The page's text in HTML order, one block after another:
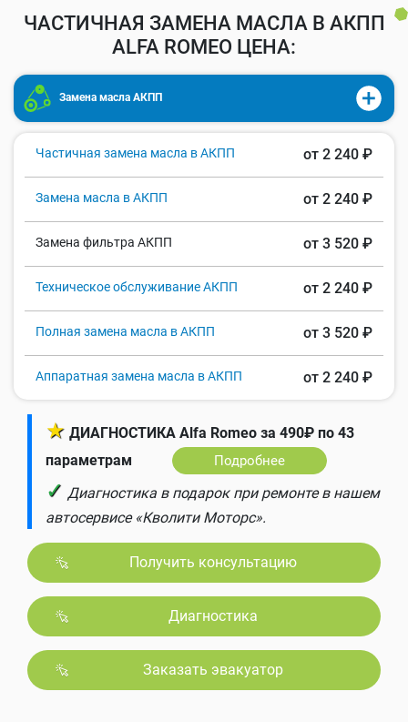
ЧАСТИЧНАЯ ЗАМЕНА МАСЛА В АКПП
ALFA ROMEO ЦЕНА:
Замена масла АКПП
Частичная замена масла в АКПП от 2 240 ₽
Замена масла в АКПП от 2 240 ₽
Замена фильтра АКПП от 3 520 ₽
Техническое обслуживание АКПП от 2 240 ₽
Полная замена масла в АКПП от 3 520 ₽
Аппаратная замена масла в АКПП от 2 240 ₽
★ ДИАГНОСТИКА Alfa Romeo за 490₽ по 43
параметрам
Подробнее
✓ Диагностика в подарок при ремонте в нашем
автосервисе «Кволити Моторс».
Получить консультацию
Диагностика
Заказать эвакуатор